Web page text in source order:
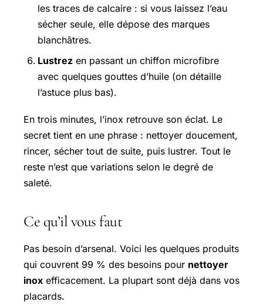
les traces de calcaire : si vous laissez l’eau
sécher seule, elle dépose des marques
blanchâtres.
Lustrez en passant un chiffon microfibre
avec quelques gouttes d’huile (on détaille
l’astuce plus bas).
En trois minutes, l’inox retrouve son éclat. Le
secret tient en une phrase : nettoyer doucement,
rincer, sécher tout de suite, puis lustrer. Tout le
reste n’est que variations selon le degré de
saleté.
Ce qu’il vous faut
Pas besoin d’arsenal. Voici les quelques produits
qui couvrent 99 % des besoins pour nettoyer
inox efficacement. La plupart sont déjà dans vos
placards.